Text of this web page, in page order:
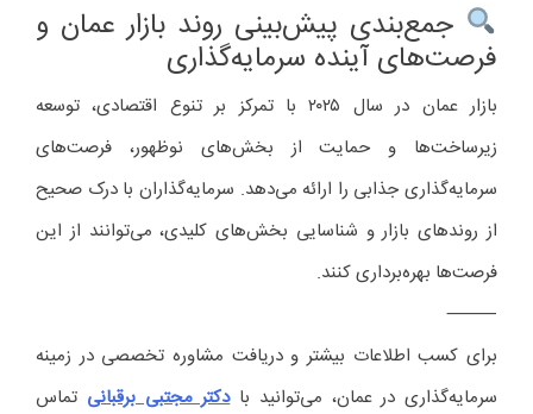
جمع‌بندی پیش‌بینی روند بازار عمان و
فرصت‌های آینده سرمایه‌گذاری
بازار عمان در سال ۲۰۲۵ با تمرکز بر تنوع اقتصادی، توسعه
زیرساخت‌ها و حمایت از بخش‌های نوظهور، فرصت‌های
سرمایه‌گذاری جذابی را ارائه می‌دهد. سرمایه‌گذاران با درک صحیح
از روندهای بازار و شناسایی بخش‌های کلیدی، می‌توانند از این
فرصت‌ها بهره‌برداری کنند.
⸻
برای کسب اطلاعات بیشتر و دریافت مشاوره تخصصی در زمینه
سرمایه‌گذاری در عمان، می‌توانید بادکتر مجتبی برقبانی تماس